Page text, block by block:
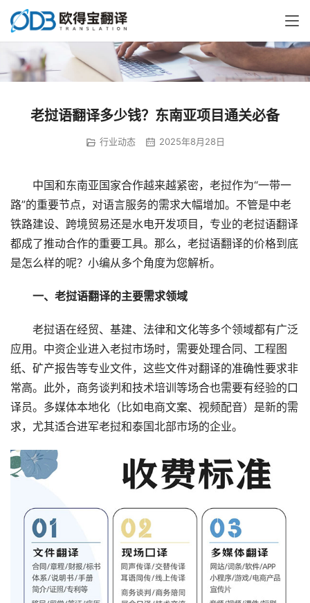
老挝语翻译多少钱？东南亚项目通关必备
行业动态 2025年8月28日
中国和东南亚国家合作越来越紧密，老挝作为“一带一
路”的重要节点，对语言服务的需求大幅增加。不管是中老
铁路建设、跨境贸易还是水电开发项目，专业的老挝语翻译
都成了推动合作的重要工具。那么，老挝语翻译的价格到底
是怎么样的呢？小编从多个角度为您解析。
一、老挝语翻译的主要需求领域
老挝语在经贸、基建、法律和文化等多个领域都有广泛
应用。中资企业进入老挝市场时，需要处理合同、工程图
纸、矿产报告等专业文件，这些文件对翻译的准确性要求非
常高。此外，商务谈判和技术培训等场合也需要有经验的口
译员。多媒体本地化（比如电商文案、视频配音）是新的需
求，尤其适合进军老挝和泰国北部市场的企业。